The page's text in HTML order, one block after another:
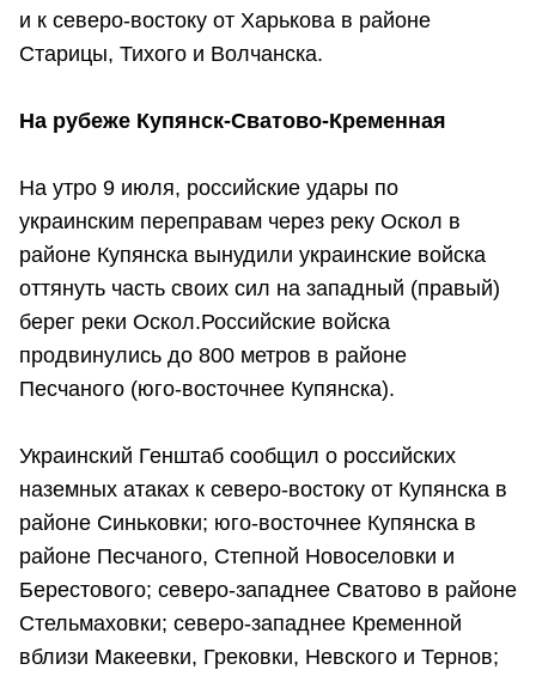
и к северо-востоку от Харькова в районе
Старицы, Тихого и Волчанска.
На рубеже Купянск-Сватово-Кременная
На утро 9 июля, российские удары по
украинским переправам через реку Оскол в
районе Купянска вынудили украинские войска
оттянуть часть своих сил на западный (правый)
берег реки Оскол.Российские войска
продвинулись до 800 метров в районе
Песчаного (юго-восточнее Купянска).
Украинский Генштаб сообщил о российских
наземных атаках к северо-востоку от Купянска в
районе Синьковки; юго-восточнее Купянска в
районе Песчаного, Степной Новоселовки и
Берестового; северо-западнее Сватово в районе
Стельмаховки; северо-западнее Кременной
вблизи Макеевки, Грековки, Невского и Тернов;